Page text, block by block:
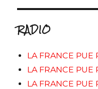
RADIO
LA FRANCE
LA FRANCE PUE
LA FRANCE